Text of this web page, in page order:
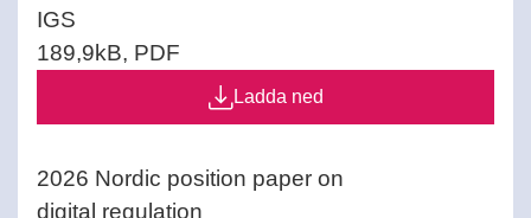
IGS
189,9kB, PDF
Ladda ned
2026 Nordic position paper on
digital regulation